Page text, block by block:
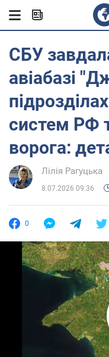
СБУ
авіабазі
систем РФ
ворога:
Лілія Рагуцька
8.07.2026 09:36
0